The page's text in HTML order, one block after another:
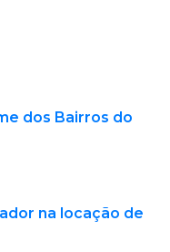
dos Bairros do
na locação de